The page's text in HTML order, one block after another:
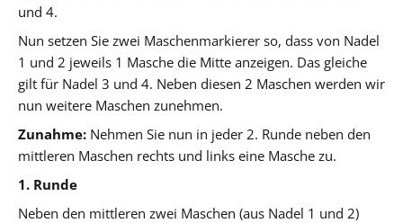
und 4.
Nun setzen Sie zwei Maschenmarkierer so, dass von Nadel
1 und 2 jeweils 1 Masche die Mitte anzeigen. Das gleiche
gilt für Nadel 3 und 4. Neben diesen 2 Maschen werden wir
nun weitere Maschen zunehmen.
Zunahme: Nehmen Sie nun in jeder 2. Runde neben den
mittleren Maschen rechts und links eine Masche zu.
1. Runde
Neben den mittleren zwei Maschen (aus Nadel 1 und 2)